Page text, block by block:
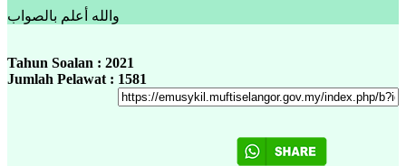
والله أعلم بالصواب
Tahun Soalan : 2021
Jumlah Pelawat : 1581